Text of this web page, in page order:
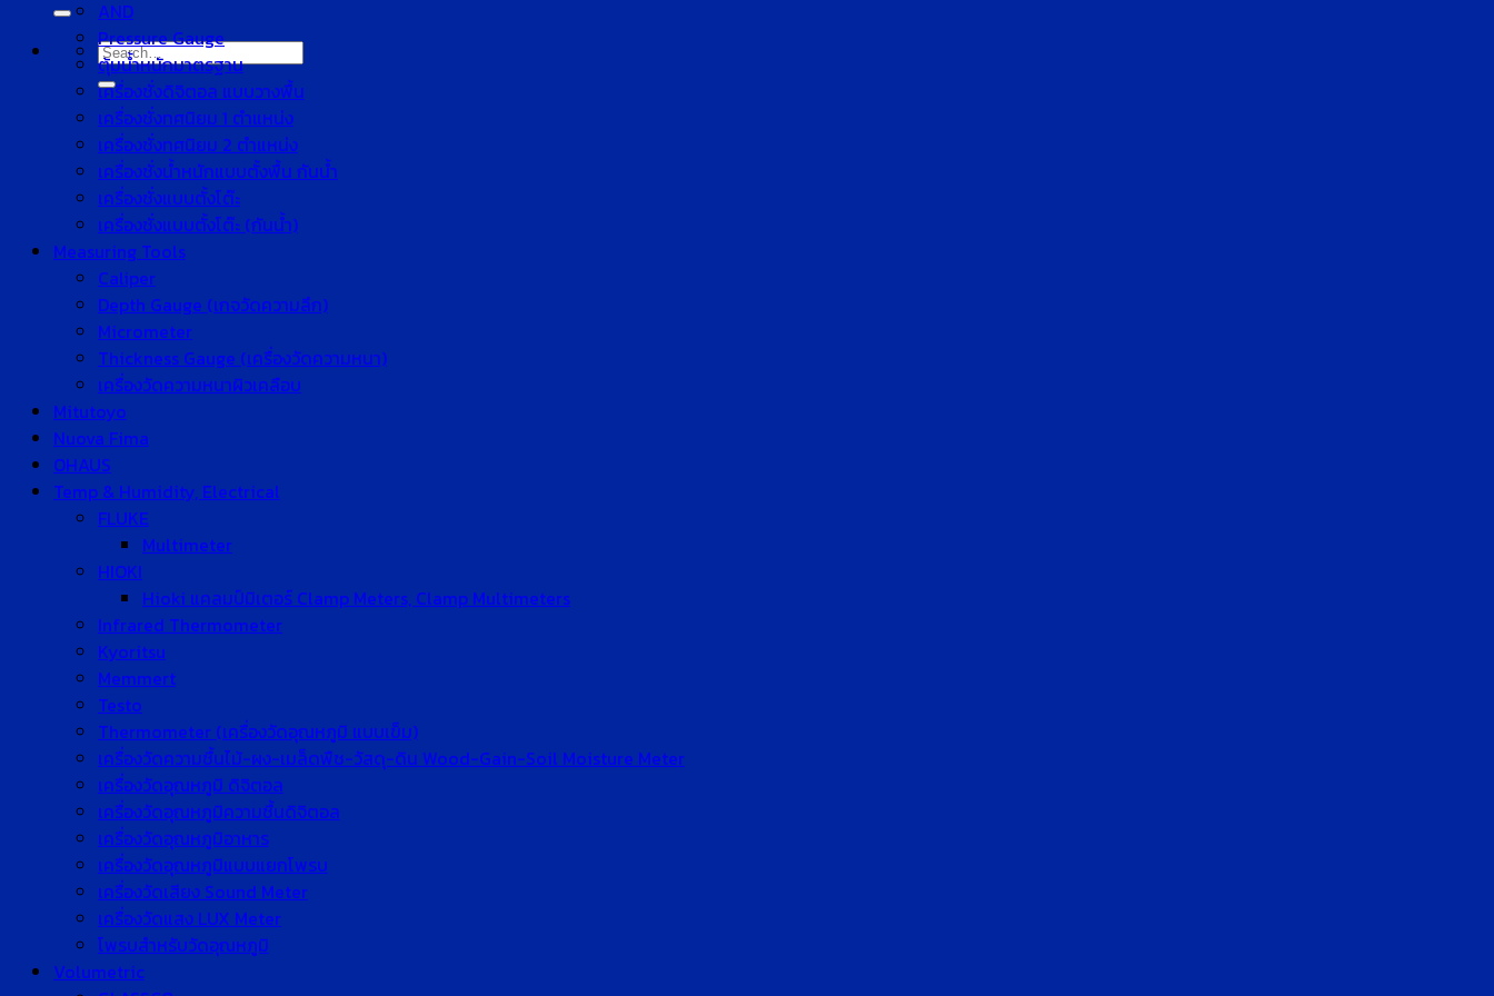
for:
Search
for:
AND
Pressure Gauge
ตุ้มน้ำหนักมาตรฐาน
เครื่องชั่งดิจิตอล แบบวางพื้น
เครื่องชั่งทศนิยม 1 ตำแหน่ง
เครื่องชั่งทศนิยม 2 ตำแหน่ง
เครื่องชั่งน้ำหนักแบบตั้งพื้น กันน้ำ
เครื่องชั่งแบบตั้งโต๊ะ
เครื่องชั่งแบบตั้งโต๊ะ (กันน้ำ)
Measuring Tools
Caliper
Depth Gauge (เกจวัดความลึก)
Micrometer
Thickness Gauge (เครื่องวัดความหนา)
เครื่องวัดความหนาผิวเคลือบ
Mitutoyo
Nuova Fima
OHAUS
Temp & Humidity, Electrical
FLUKE
Multimeter
HIOKI
Hioki แคลมป์มิเตอร์ Clamp Meters, Clamp Multimeters
Infrared Thermometer
Kyoritsu
Memmert
Testo
Thermometer (เครื่องวัดอุณหภูมิ แบบเข็ม)
เครื่องวัดความชื้นไม้-ผง-เมล็ดพืช-วัสดุ-ดิน Wood-Gain-Soil Moisture Meter
เครื่องวัดอุณหภูมิ ดิจิตอล
เครื่องวัดอุณหภูมิความชื้นดิจิตอล
เครื่องวัดอุณหภูมิอาหาร
เครื่องวัดอุณหภูมิแบบแยกโพรบ
เครื่องวัดเสียง Sound Meter
เครื่องวัดแสง LUX Meter
โพรบสำหรับวัดอุณหภูมิ
Volumetric